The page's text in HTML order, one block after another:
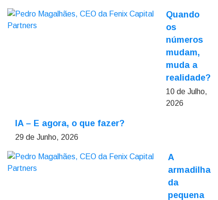
Quando
os
números
mudam,
muda a
realidade?
10 de Julho,
2026
IA – E agora, o que fazer?
29 de Junho, 2026
A
armadilha
da
pequena